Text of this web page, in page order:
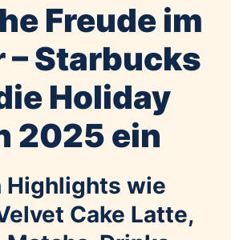
AwardsFreude im
– Starbucks
Holiday
2025 ein
Highlights wie
Cake Latte,